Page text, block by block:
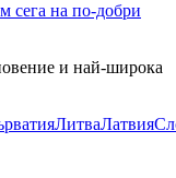
сега на по-добри
и най-широка
ЛитваЛатвия